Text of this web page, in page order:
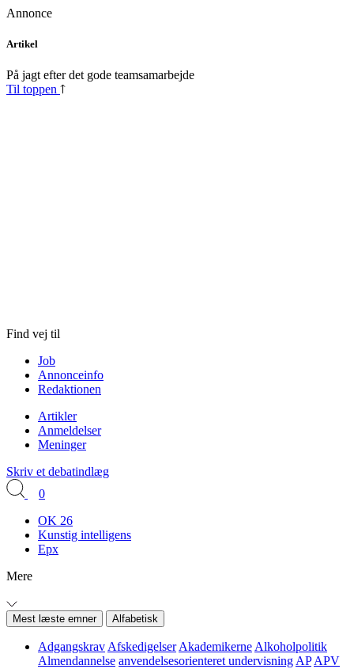
Annonce
Skip
content
Artikel
På jagt efter det gode teamsamarbejde
Til toppen
Find vej til
Job
Annonceinfo
Redaktionen
Artikler
Anmeldelser
Meninger
Skriv et debatindlæg
0
OK 26
Kunstig intelligens
Epx
Mere
Mest læste emner Alfabetisk
Adgangskrav Afskedigelser Akademikerne Alkoholpolitik
Almendannelse anvendelsesorienteret undervisning AP APV